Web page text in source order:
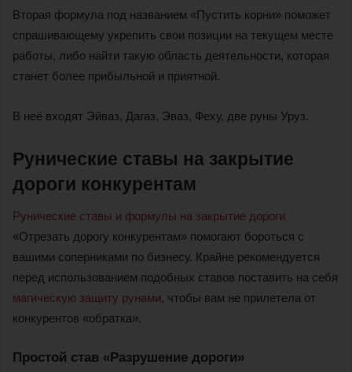
Вторая формула под названием «Пустить корни» поможет
спрашивающему укрепить свои позиции на текущем месте
работы, либо найти такую область деятельности, которая
станет более прибыльной и приятной.
В неё входят Эйваз, Дагаз, Эваз, Феху, две руны Уруз.
Рунические ставы на закрытие
дороги конкурентам
Рунические ставы и формулы на закрытие дороги
«Отрезать дорогу конкурентам» помогают бороться с
вашими соперниками по бизнесу. Крайне рекомендуется
перед использованием подобных ставов поставить на себя
магическую защиту рунами, чтобы вам не прилетела от
конкурентов «обратка».
Простой став «Разрушение дороги»